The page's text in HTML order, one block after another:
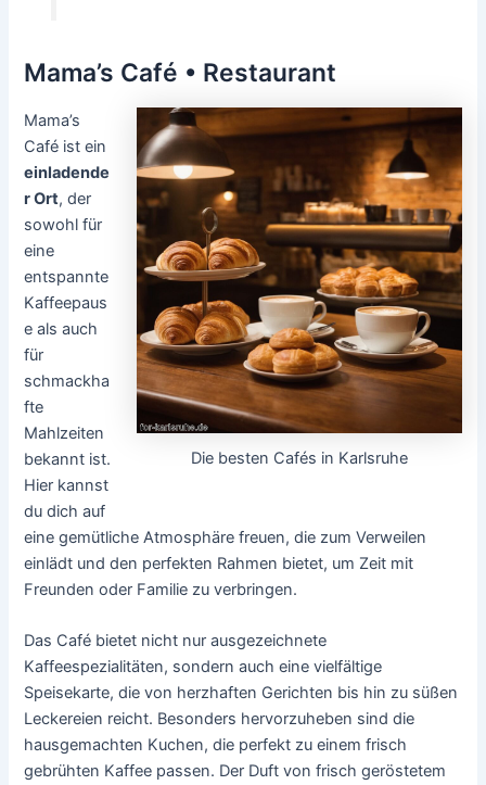
Mama’s Café • Restaurant
Die besten Cafés in Karlsruhe
Mama’s
Café ist ein
einladende
r Ort, der
sowohl für
eine
entspannte
Kaffeepaus
e als auch
für
schmackha
fte
Mahlzeiten
bekannt ist.
Hier kannst
du dich auf
eine gemütliche Atmosphäre freuen, die zum Verweilen
einlädt und den perfekten Rahmen bietet, um Zeit mit
Freunden oder Familie zu verbringen.
Das Café bietet nicht nur ausgezeichnete
Kaffeespezialitäten, sondern auch eine vielfältige
Speisekarte, die von herzhaften Gerichten bis hin zu süßen
Leckereien reicht. Besonders hervorzuheben sind die
hausgemachten Kuchen, die perfekt zu einem frisch
gebrühten Kaffee passen. Der Duft von frisch geröstetem